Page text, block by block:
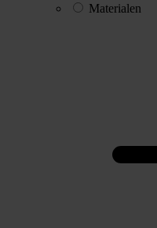
Materialen